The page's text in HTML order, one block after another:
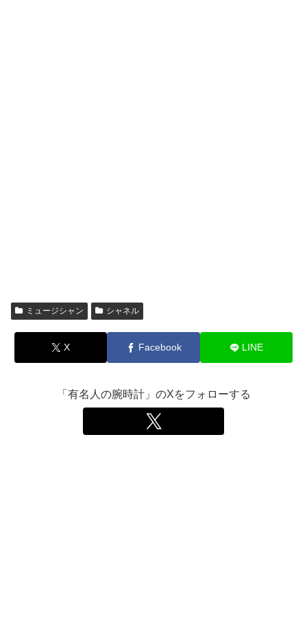
ミュージシャン シャネル
X Facebook LINE
「有名人の腕時計」のXをフォローする